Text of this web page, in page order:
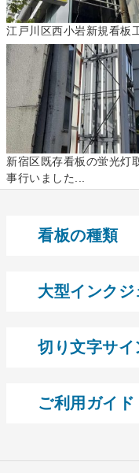
江戸川区西小岩新規看板
新宿区既存看板の蛍光灯
事行いました...
看板の種類
大型インクジ
切り文字サイ
ご利用ガイド